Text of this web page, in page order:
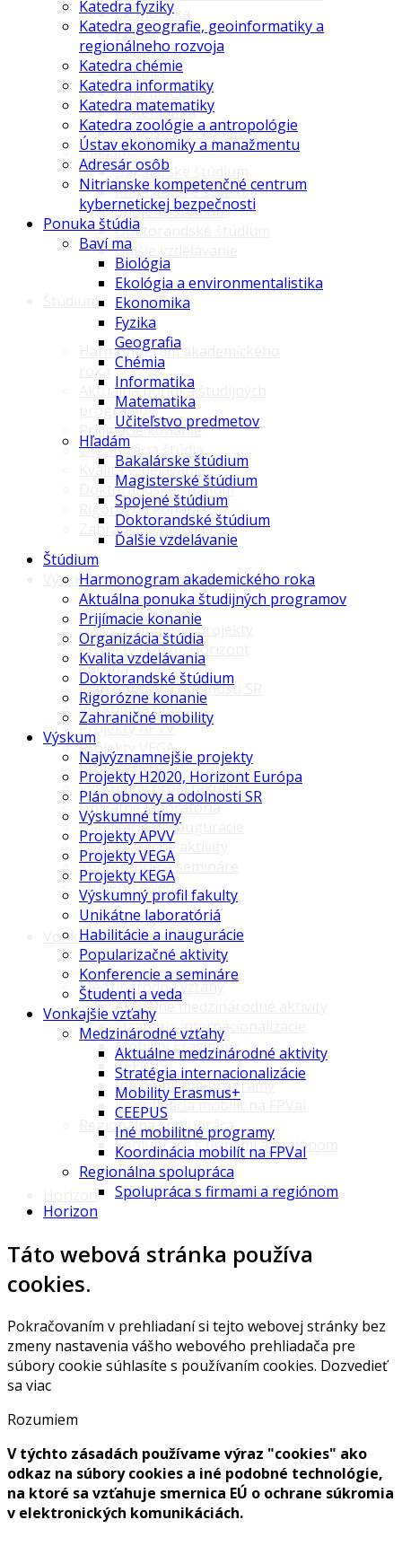
Ekonomika
Fyzika
Geografia
Chémia
Informatika
Matematika
Učiteľstvo predmetov
Hľadám
Bakalárske štúdium
Magisterské štúdium
Spojené štúdium
Doktorandské štúdium
Ďalšie vzdelávanie
Harmonogram akademického
roka
Aktuálna ponuka študijných
programov
Prijímacie konanie
Organizácia štúdia
Kvalita vzdelávania
Doktorandské štúdium
Rigorózne konanie
Zahraničné mobility
Výskum
Najvýznamnejšie projekty
Projekty H2020, Horizont
Európa
Plán obnovy a odolnosti SR
Výskumné tímy
Projekty APVV
Projekty VEGA
Projekty KEGA
Výskumný profil fakulty
Unikátne laboratóriá
Habilitácie a inaugurácie
Popularizačné aktivity
Konferencie a semináre
Študenti a veda
Vonkajšie vzťahy
Medzinárodné vzťahy
Aktuálne medzinárodné aktivity
Stratégia internacionalizácie
Mobility Erasmus+
CEEPUS
Iné mobilitné programy
Koordinácia mobilít na FPVaI
Regionálna spolupráca
Spolupráca s firmami a regiónom
Katedra fyziky
Katedra geografie, geoinformatiky a
regionálneho rozvoja
Katedra chémie
Katedra informatiky
Katedra matematiky
Katedra zoológie a antropológie
Ústav ekonomiky a manažmentu
Adresár osôb
Nitrianske kompetenčné centrum
kybernetickej bezpečnosti
Ponuka štúdia
Baví ma
Biológia
Ekológia a environmentalistika
Ekonomika
Fyzika
Geografia
Chémia
Informatika
Matematika
Učiteľstvo predmetov
Hľadám
Bakalárske štúdium
Magisterské štúdium
Spojené štúdium
Doktorandské štúdium
Ďalšie vzdelávanie
Štúdium
Harmonogram akademického roka
Aktuálna ponuka študijných programov
Prijímacie konanie
Organizácia štúdia
Kvalita vzdelávania
Doktorandské štúdium
Rigorózne konanie
Zahraničné mobility
Výskum
Najvýznamnejšie projekty
Projekty H2020, Horizont Európa
Plán obnovy a odolnosti SR
Výskumné tímy
Projekty APVV
Projekty VEGA
Projekty KEGA
Výskumný profil fakulty
Unikátne laboratóriá
Habilitácie a inaugurácie
Popularizačné aktivity
Konferencie a semináre
Študenti a veda
Vonkajšie vzťahy
Medzinárodné vzťahy
Aktuálne medzinárodné aktivity
Stratégia internacionalizácie
Mobility Erasmus+
CEEPUS
Iné mobilitné programy
Koordinácia mobilít na FPVaI
Regionálna spolupráca
Spolupráca s firmami a regiónom
Horizon
Táto webová stránka používa
cookies.
Pokračovaním v prehliadaní si tejto webovej stránky bez
zmeny nastavenia vášho webového prehliadača pre
súbory cookie súhlasíte s používaním cookies. Dozvedieť
sa viac
Rozumiem
V týchto zásadách používame výraz "cookies" ako
odkaz na súbory cookies a iné podobné technológie,
na ktoré sa vzťahuje smernica EÚ o ochrane súkromia
v elektronických komunikáciách.